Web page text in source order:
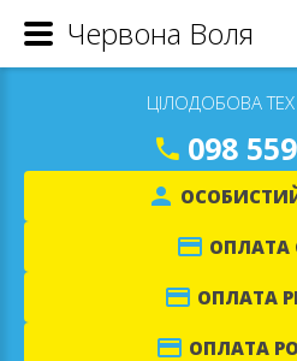
ЦІЛОДОБОВА
098
ОПЛАТА
ОПЛАТА
ОПЛАТА
Червона Воля